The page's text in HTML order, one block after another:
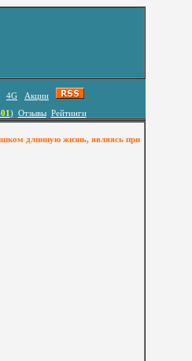
4G
Акции
) Отзывы Рейтинги
длиннyю жизнь, являясь пpи